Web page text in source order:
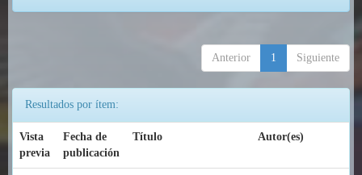
Anterior 1 Siguiente
Resultados por ítem:
Vista
previa
Fecha de
publicación
Título Autor(es)